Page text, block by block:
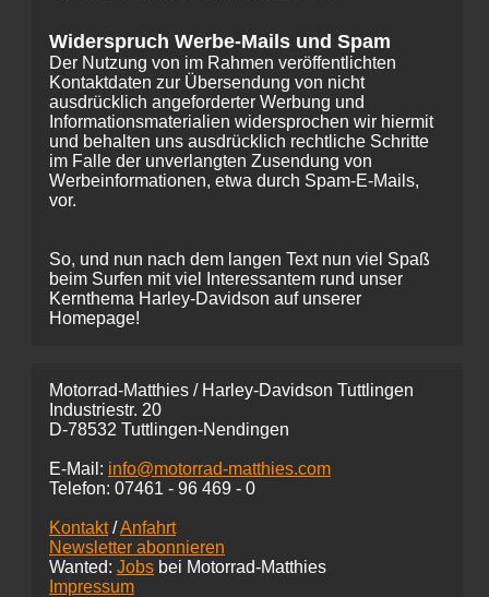
Widerspruch Werbe-Mails und Spam
Der Nutzung von im Rahmen veröffentlichten
Kontaktdaten zur Übersendung von nicht
ausdrücklich angeforderter Werbung und
Informationsmaterialien widersprochen wir hiermit
und behalten uns ausdrücklich rechtliche Schritte
im Falle der unverlangten Zusendung von
Werbeinformationen, etwa durch Spam-E-Mails,
vor.
So, und nun nach dem langen Text nun viel Spaß
beim Surfen mit viel Interessantem rund unser
Kernthema Harley-Davidson auf unserer
Homepage!
Motorrad-Matthies / Harley-Davidson Tuttlingen
Industriestr. 20
D-78532 Tuttlingen-Nendingen
E-Mail: info@motorrad-matthies.com
Telefon: 07461 - 96 469 - 0
Kontakt/Anfahrt
Newsletter abonnieren
Wanted: Jobs bei Motorrad-Matthies
Impressum